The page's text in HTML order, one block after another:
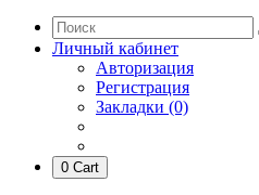
Личный кабинет
Авторизация
Регистрация
Закладки (0)
0 Cart